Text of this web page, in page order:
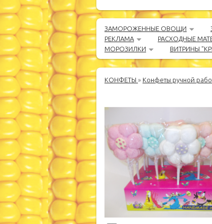
ЗАМОРОЖЕННЫЕ ОВОЩИ
РЕКЛАМА
РАСХОДНЫЕ
МОРОЗИЛКИ
ВИТРИНЫ
КОНФЕТЫ » Конфеты ручной